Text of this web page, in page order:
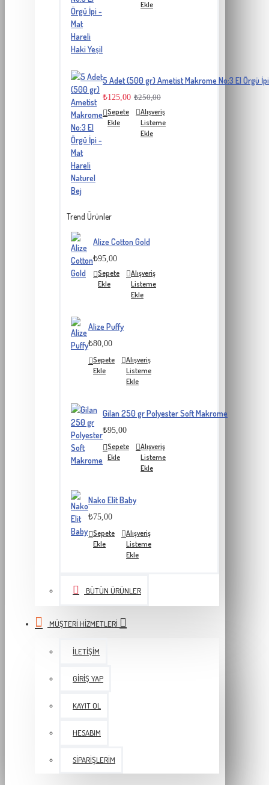
Ekle
5 Adet (500 gr) Ametist Makrome No:3 El Örgü
₺125,00 ₺250,00
Sepete
Ekle
Alışveriş
Listeme
Ekle
Trend Ürünler
Alize Cotton Gold
₺95,00
Sepete
Ekle
Alışveriş
Listeme
Ekle
Alize Puffy
₺80,00
Sepete
Ekle
Alışveriş
Listeme
Ekle
Gilan 250 gr Polyester Soft Makrome
₺95,00
Sepete
Ekle
Alışveriş
Listeme
Ekle
Nako Elit Baby
₺75,00
Sepete
Ekle
Alışveriş
Listeme
Ekle
BÜTÜN ÜRÜNLER
MÜŞTERI HIZMETLERI
İLETIŞIM
GIRIŞ YAP
KAYIT OL
HESABIM
SIPARIŞLERIM